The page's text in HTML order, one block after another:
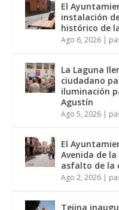
El
instalación
histórico de
Ago 6, 2026 |
La Laguna
ciudadano
iluminación
Agustín
Ago 5, 2026 |
El
Avenida de
asfalto de la
Ago 2, 2026 |
Tejina